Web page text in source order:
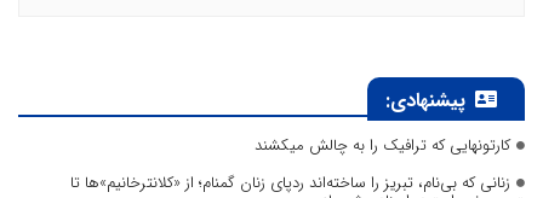
پیشنهادی:
کارتونهایی که ترافیک را به چالش میکشند
زنانی که بی‌نام، تبریز را ساخته‌اند ردپای زنان گمنام؛ از «کلانترخانیم»ها تا